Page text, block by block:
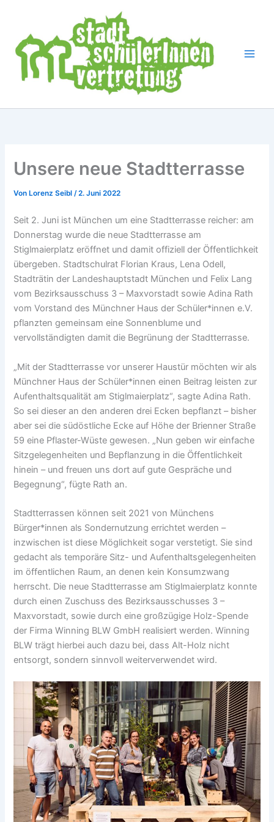
springen
Unsere neue Stadtterrasse
Von Lorenz Seibl/2. Juni 2022
Seit 2. Juni ist München um eine Stadtterrasse reicher: am
Donnerstag wurde die neue Stadtterrasse am
Stiglmaierplatz eröffnet und damit offiziell der Öffentlichkeit
übergeben. Stadtschulrat Florian Kraus, Lena Odell,
Stadträtin der Landeshauptstadt München und Felix Lang
vom Bezirksausschuss 3 – Maxvorstadt sowie Adina Rath
vom Vorstand des Münchner Haus der Schüler*innen e.V.
pflanzten gemeinsam eine Sonnenblume und
vervollständigten damit die Begrünung der Stadtterrasse.
„Mit der Stadtterrasse vor unserer Haustür möchten wir als
Münchner Haus der Schüler*innen einen Beitrag leisten zur
Aufenthaltsqualität am Stiglmaierplatz“, sagte Adina Rath.
So sei dieser an den anderen drei Ecken bepflanzt – bisher
aber sei die südöstliche Ecke auf Höhe der Brienner Straße
59 eine Pflaster-Wüste gewesen. „Nun geben wir einfache
Sitzgelegenheiten und Bepflanzung in die Öffentlichkeit
hinein – und freuen uns dort auf gute Gespräche und
Begegnung“, fügte Rath an.
Stadtterrassen können seit 2021 von Münchens
Bürger*innen als Sondernutzung errichtet werden –
inzwischen ist diese Möglichkeit sogar verstetigt. Sie sind
gedacht als temporäre Sitz- und Aufenthaltsgelegenheiten
im öffentlichen Raum, an denen kein Konsumzwang
herrscht. Die neue Stadtterrasse am Stiglmaierplatz konnte
durch einen Zuschuss des Bezirksausschusses 3 –
Maxvorstadt, sowie durch eine großzügige Holz-Spende
der Firma Winning BLW GmbH realisiert werden. Winning
BLW trägt hierbei auch dazu bei, dass Alt-Holz nicht
entsorgt, sondern sinnvoll weiterverwendet wird.